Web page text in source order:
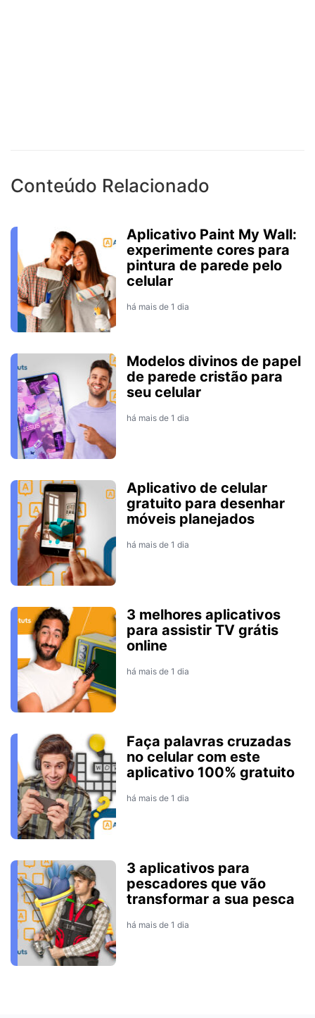
Conteúdo Relacionado
Aplicativo Paint My Wall:
experimente cores para
pintura de parede pelo
celular
há mais de 1 dia
Modelos divinos de papel
de parede cristão para
seu celular
há mais de 1 dia
Aplicativo de celular
gratuito para desenhar
móveis planejados
há mais de 1 dia
3 melhores aplicativos
para assistir TV grátis
online
há mais de 1 dia
Faça palavras cruzadas
no celular com este
aplicativo 100% gratuito
há mais de 1 dia
3 aplicativos para
pescadores que vão
transformar a sua pesca
há mais de 1 dia